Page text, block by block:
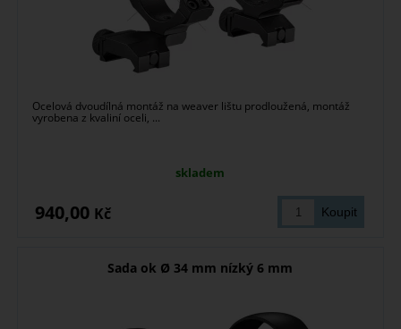
Ocelová dvoudílná montáž na weaver lištu prodloužená, montáž
vyrobena z kvaliní oceli, ...
skladem
940,00 Kč
Sada ok Ø 34 mm nízký 6 mm